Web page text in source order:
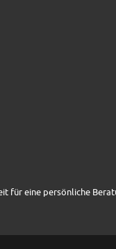
für eine persönliche